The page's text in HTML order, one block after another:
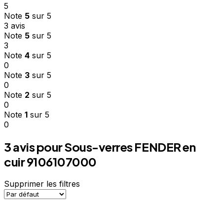
5
Note 5 sur 5
3 avis
Note 5 sur 5
3
Note 4 sur 5
0
Note 3 sur 5
0
Note 2 sur 5
0
Note 1 sur 5
0
3 avis pourSous-verres FENDER en
cuir 9106107000
Supprimer les filtres